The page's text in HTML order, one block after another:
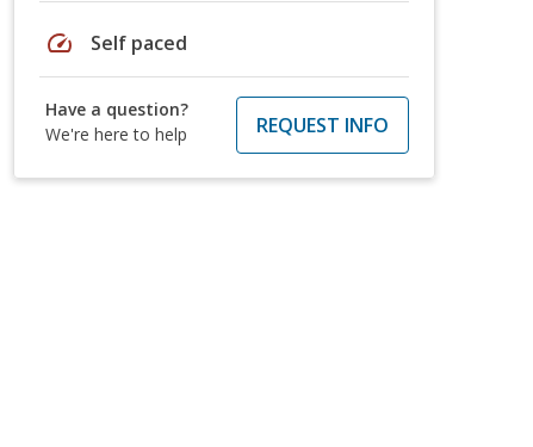
speed Self paced
Have a question?
We're here to help
REQUEST INFO